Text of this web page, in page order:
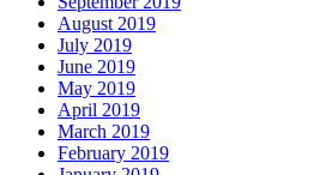
August 2019
July 2019
June 2019
May 2019
April 2019
March 2019
February 2019